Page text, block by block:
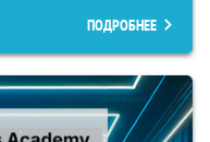
ПОДРОБНЕЕ